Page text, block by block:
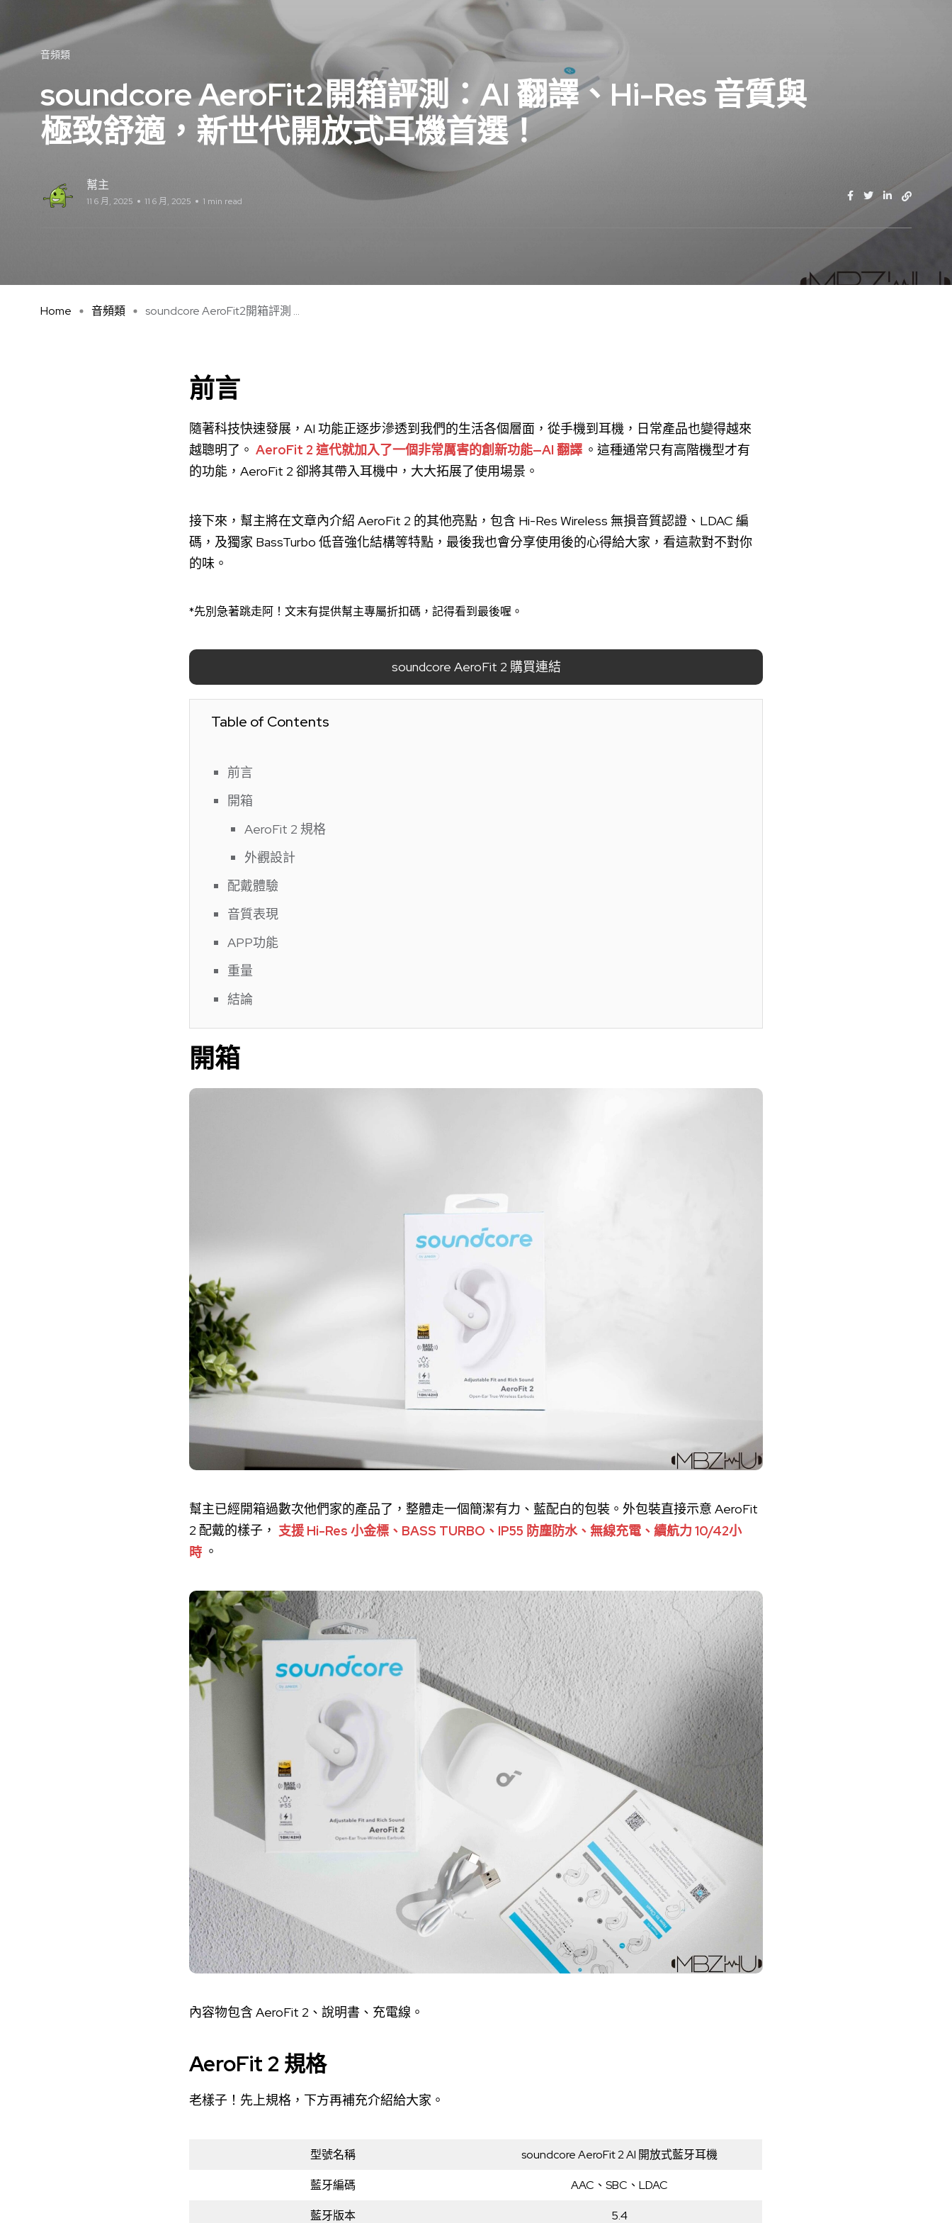
音頻類
soundcore AeroFit2開箱評測：AI 翻譯、Hi-Res 音質與
極致舒適，新世代開放式耳機首選！
幫主
11 6 月, 2025 11 6 月, 2025 1 min read
Home 音頻類 soundcore AeroFit2開箱評測 ...
前言
隨著科技快速發展，AI 功能正逐步滲透到我們的生活各個層面，從手機到耳機，日常產品也變得越來
越聰明了。 AeroFit 2 這代就加入了一個非常厲害的創新功能—AI 翻譯 。這種通常只有高階機型才有
的功能，AeroFit 2 卻將其帶入耳機中，大大拓展了使用場景。
接下來，幫主將在文章內介紹 AeroFit 2 的其他亮點，包含 Hi-Res Wireless 無損音質認證、LDAC 編
碼，及獨家 BassTurbo 低音強化結構等特點，最後我也會分享使用後的心得給大家，看這款對不對你
的味。
*先別急著跳走阿！文末有提供幫主專屬折扣碼，記得看到最後喔。
soundcore AeroFit 2 購買連結
Table of Contents
前言
開箱
AeroFit 2 規格
外觀設計
配戴體驗
音質表現
APP功能
重量
結論
開箱
幫主已經開箱過數次他們家的產品了，整體走一個簡潔有力、藍配白的包裝。外包裝直接示意 AeroFit
2 配戴的樣子， 支援 Hi-Res 小金標、BASS TURBO、IP55 防塵防水、無線充電、續航力 10/42小
時 。
內容物包含 AeroFit 2、說明書、充電線。
AeroFit 2 規格
老樣子！先上規格，下方再補充介紹給大家。
型號名稱 soundcore AeroFit 2 AI 開放式藍牙耳機
藍牙編碼 AAC、SBC、LDAC
藍牙版本 5.4